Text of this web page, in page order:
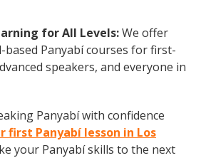
for All Levels:We offer
Panyabí courses for first-
speakers, and everyone in
Panyabí with confidence
first Panyabí lesson in Los
your Panyabí skills to the next